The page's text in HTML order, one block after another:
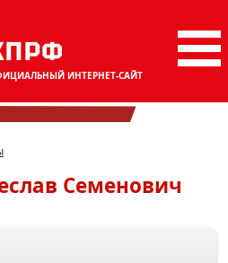
ИНТЕРНЕТ-САЙТ
Семенович